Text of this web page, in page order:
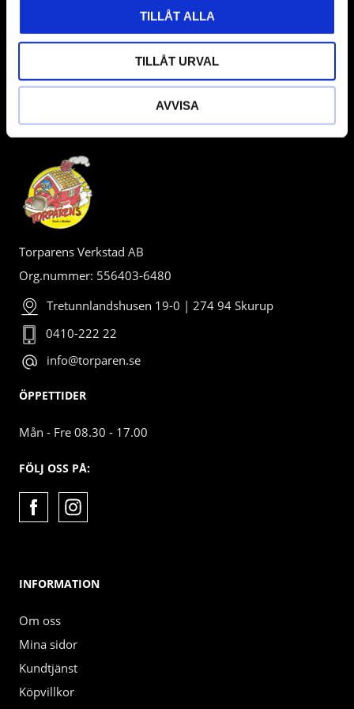
TILLÅT ALLA
TILLÅT URVAL
AVVISA
BUTIK
Torparens Verkstad AB
Org.nummer: 556403-6480
Tretunnlandshusen 19-0 | 274 94 Skurup
0410-222 22
info@torparen.se
ÖPPETTIDER
Mån - Fre 08.30 - 17.00
FÖLJ OSS PÅ:
INFORMATION
Om oss
Mina sidor
Kundtjänst
Köpvillkor